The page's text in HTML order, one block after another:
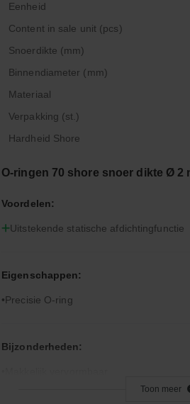
Eenheid
Content in sale unit (pcs)
Snoerdikte (mm)
Binnendiameter (mm)
Materiaal
Verpakking (st.)
Hardheid Shore
O-ringen 70 shore snoer dikte Ø 2
Voordelen:
Uitstekende statische afdichtingfunctie
Eigenschappen:
Precisie O-ring
Bijzonderheden:
Toon meer